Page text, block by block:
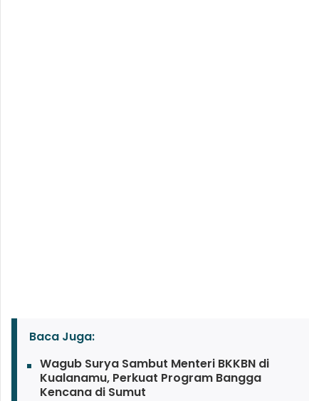
Baca Juga:
Wagub Surya Sambut Menteri BKKBN di
Kualanamu, Perkuat Program Bangga
Kencana di Sumut